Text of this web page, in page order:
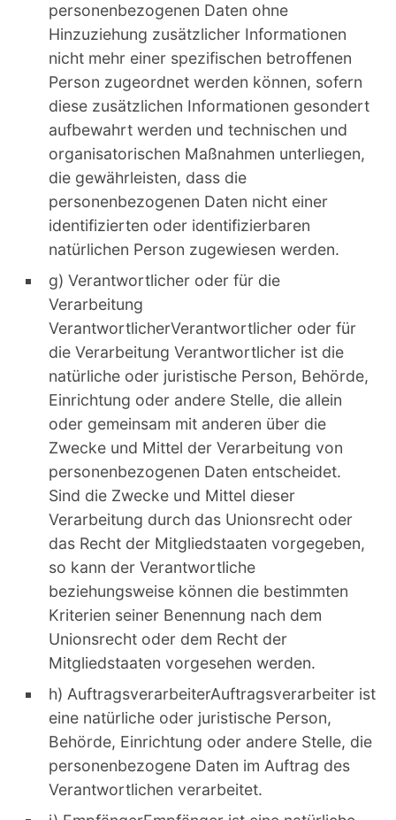
personenbezogenen Daten ohne
Hinzuziehung zusätzlicher Informationen
nicht mehr einer spezifischen betroffenen
Person zugeordnet werden können, sofern
diese zusätzlichen Informationen gesondert
aufbewahrt werden und technischen und
organisatorischen Maßnahmen unterliegen,
die gewährleisten, dass die
personenbezogenen Daten nicht einer
identifizierten oder identifizierbaren
natürlichen Person zugewiesen werden.
g) Verantwortlicher oder für die
Verarbeitung
VerantwortlicherVerantwortlicher oder für
die Verarbeitung Verantwortlicher ist die
natürliche oder juristische Person, Behörde,
Einrichtung oder andere Stelle, die allein
oder gemeinsam mit anderen über die
Zwecke und Mittel der Verarbeitung von
personenbezogenen Daten entscheidet.
Sind die Zwecke und Mittel dieser
Verarbeitung durch das Unionsrecht oder
das Recht der Mitgliedstaaten vorgegeben,
so kann der Verantwortliche
beziehungsweise können die bestimmten
Kriterien seiner Benennung nach dem
Unionsrecht oder dem Recht der
Mitgliedstaaten vorgesehen werden.
h) AuftragsverarbeiterAuftragsverarbeiter ist
eine natürliche oder juristische Person,
Behörde, Einrichtung oder andere Stelle, die
personenbezogene Daten im Auftrag des
Verantwortlichen verarbeitet.